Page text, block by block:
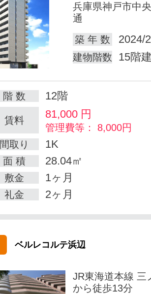
兵庫県神戸市中
通
築 年 数
2024/
建物階数 15階
階 数 12階
賃料 81,000 円
管理費等： 8,000円
間取り
1K
面 積 28.04㎡
敷金 1ヶ月
礼金 2ヶ月
ベルレコルテ浜辺
JR東海道本線 三
から徒歩13分